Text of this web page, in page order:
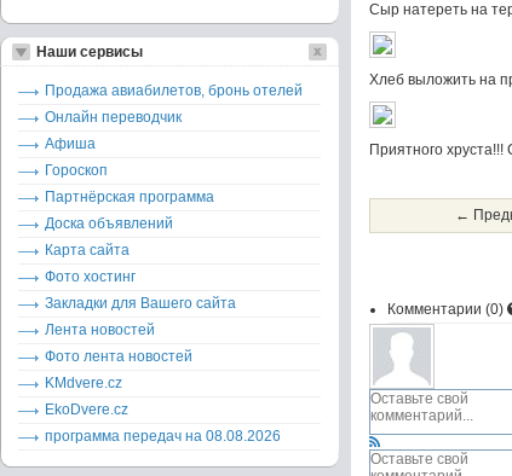
Сыр натереть на
Хлеб выложить на
Приятного хруста!!!
←
Комментарии (0)
Наши сервисы
Продажа авиабилетов, бронь отелей
Онлайн переводчик
Афиша
Гороскоп
Партнёрская программа
Доска объявлений
Карта сайта
Фото хостинг
Закладки для Вашего сайта
Лента новостей
Фото лента новостей
KMdvere.cz
EkoDvere.cz
программа передач на 08.08.2026